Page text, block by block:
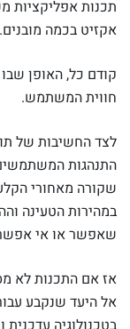
תכנות אפליקציות
אקזיט בכמה מובנים.
קודם כל, האופן
חווית המשתמש.
לצד החשיבות של
התנהגות
שקורה מאחורי
במהירות הטעינה
שאפשר או אי
אז אם התכנות לא
אל היעד שנקבע